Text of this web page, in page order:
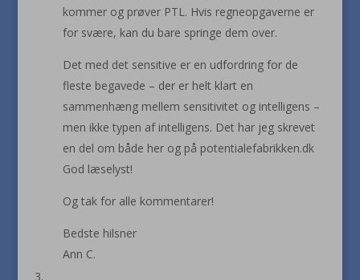
kommer og prøver PTL. Hvis regneopgaverne er
for svære, kan du bare springe dem over.
Det med det sensitive er en udfordring for de
fleste begavede – der er helt klart en
sammenhæng mellem sensitivitet og intelligens –
men ikke typen af intelligens. Det har jeg skrevet
en del om både her og på potentialefabrikken.dk
God læselyst!
Og tak for alle kommentarer!
Bedste hilsner
Ann C.